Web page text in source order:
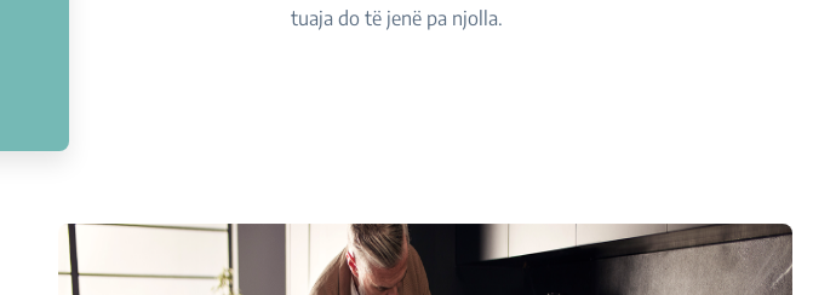
tuaja do të jenë pa njolla.